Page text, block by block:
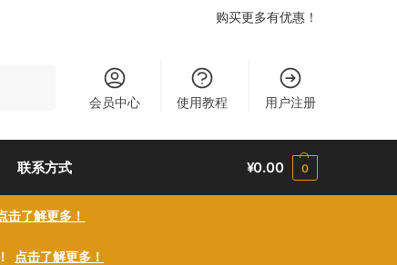
购买更多有优惠！
会员中心 使用教程 用户注册
联系方式 ¥0.00 0
击了解更多！
点击了解更多！